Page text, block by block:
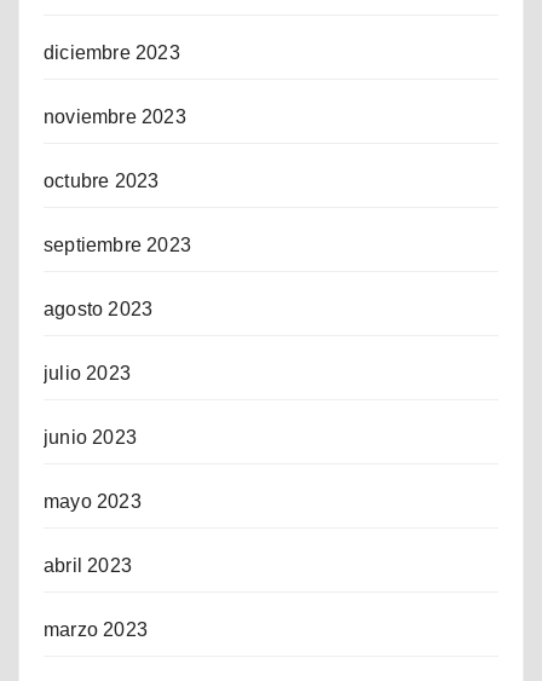
diciembre 2023
noviembre 2023
octubre 2023
septiembre 2023
agosto 2023
julio 2023
junio 2023
mayo 2023
abril 2023
marzo 2023